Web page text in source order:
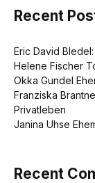
Recent
Eric David
Helene Fischer
Okka Gundel
Franziska
Privatleben
Janina Uhse
Recent